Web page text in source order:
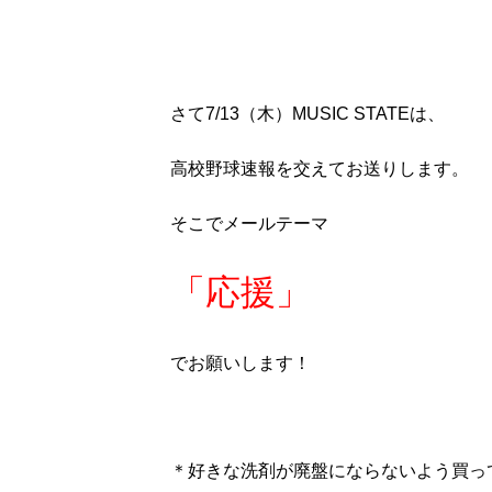
さて7/13（木）MUSIC STATEは、
高校野球速報を交えてお送りします。
そこでメールテーマ
「応援」
でお願いします！
＊好きな洗剤が廃盤にならないよう買っ